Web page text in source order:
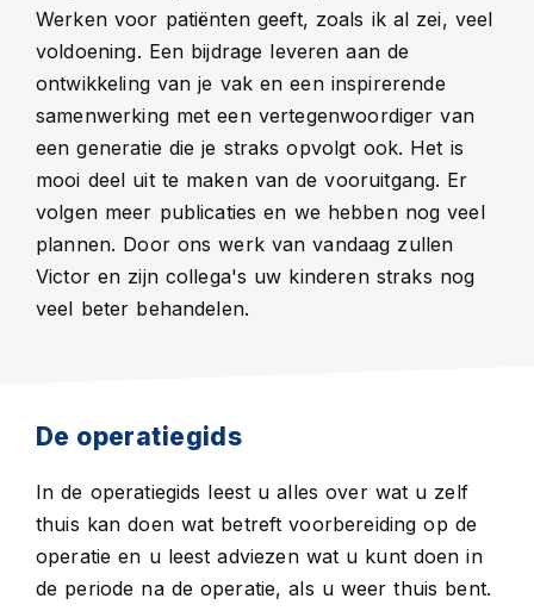
Werken voor patiënten geeft, zoals ik al zei, veel
voldoening. Een bijdrage leveren aan de
ontwikkeling van je vak en een inspirerende
samenwerking met een vertegenwoordiger van
een generatie die je straks opvolgt ook. Het is
mooi deel uit te maken van de vooruitgang. Er
volgen meer publicaties en we hebben nog veel
plannen. Door ons werk van vandaag zullen
Victor en zijn collega's uw kinderen straks nog
veel beter behandelen.
De operatiegids
In de operatiegids leest u alles over wat u zelf
thuis kan doen wat betreft voorbereiding op de
operatie en u leest adviezen wat u kunt doen in
de periode na de operatie, als u weer thuis bent.